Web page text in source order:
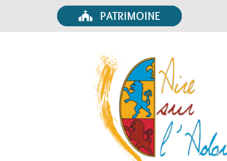
PATRIMOINE